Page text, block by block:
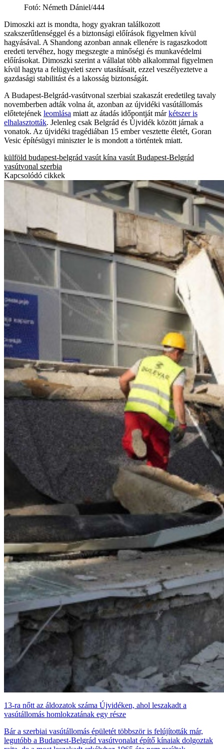
Fotó: Németh Dániel/444
Dimoszki azt is mondta, hogy gyakran találkozott
szakszerűtlenséggel és a biztonsági előírások figyelmen kívül
hagyásával. A Shandong azonban annak ellenére is ragaszkodott
eredeti tervéhez, hogy megszegte a minőségi és munkavédelmi
előírásokat. Dimoszki szerint a vállalat több alkalommal figyelmen
kívül hagyta a felügyeleti szerv utasításait, ezzel veszélyeztetve a
gazdasági stabilitást és a lakosság biztonságát.
A Budapest-Belgrád-vasútvonal szerbiai szakaszát eredetileg tavaly
novemberben adták volna át, azonban az újvidéki vasútállomás
előtetejének leomlása miatt az átadás időpontját márkétszer is
elhalasztották. Jelenleg csak Belgrád és Újvidék között járnak a
vonatok. Az újvidéki tragédiában 15 ember vesztette életét, Goran
Vesic építésügyi miniszter le is mondott a történtek miatt.
külföld budapest-belgrád vasút kína vasút Budapest-Belgrád
vasútvonal szerbia
Kapcsolódó cikkek
13-ra nőtt az áldozatok száma Újvidéken, ahol leszakadt a
vasútállomás homlokzatának egy része
Bár a szerbiai vasútállomás épületét többször is felújították már,
legutóbb a Budapest-Belgrád vasútvonalat építő kínaiak dolgoztak